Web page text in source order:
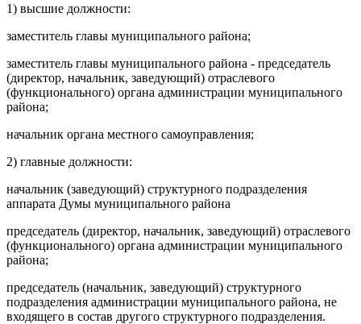
1) высшие должности:
заместитель главы муниципального района;
заместитель главы муниципального района - председатель
(директор, начальник, заведующий) отраслевого
(функционального) органа администрации муниципального
района;
начальник органа местного самоуправления;
2) главные должности:
начальник (заведующий) структурного подразделения
аппарата Думы муниципального района
председатель (директор, начальник, заведующий) отраслевого
(функционального) органа администрации муниципального
района;
председатель (начальник, заведующий) структурного
подразделения администрации муниципального района, не
входящего в состав другого структурного подразделения.